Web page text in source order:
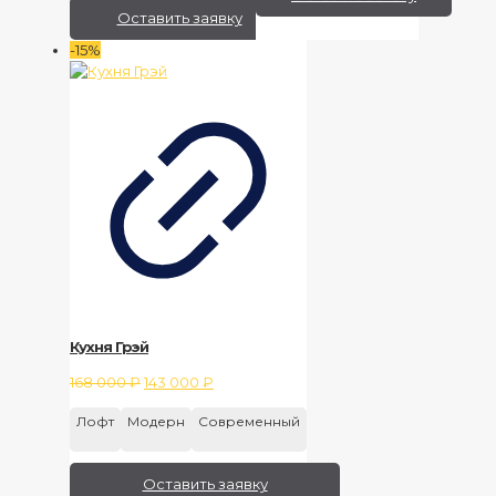
Оставить заявку
-15%
Кухня Грэй
168 000₽Первоначальная
составляла
000 ₽.
143 000 ₽
143
Лофт Модерн Современный
Оставить заявку